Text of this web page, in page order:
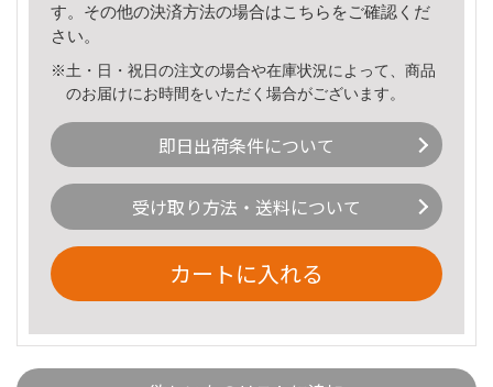
す。その他の決済方法の場合はこちら をご確認くだ
さい。
※土・日・祝日の注文の場合や在庫状況によって、商品
のお届けにお時間をいただく場合がございます。
即日出荷条件について
受け取り方法・送料について
カートに入れる